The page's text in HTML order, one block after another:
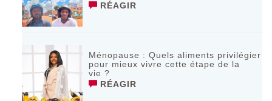
RÉAGIR
Ménopause : Quels aliments privilégier
pour mieux vivre cette étape de la
vie ?
RÉAGIR